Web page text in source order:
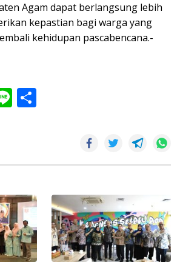
Agam dapat berlangsung lebih
kepastian bagi warga yang
kehidupan pascabencana.-
Li